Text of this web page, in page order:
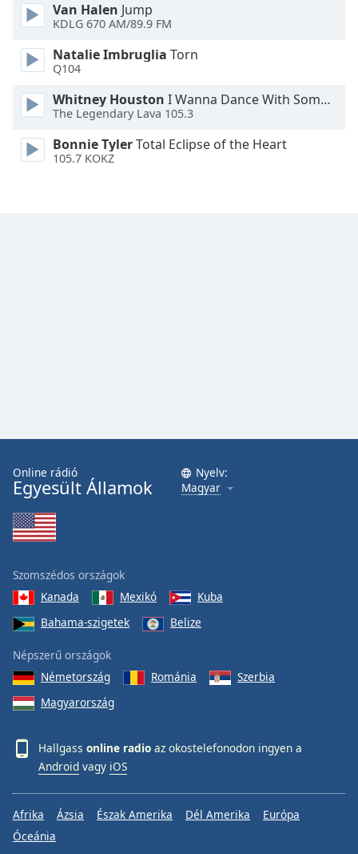
Van Halen Jump
KDLG 670 AM/89.9 FM
Natalie Imbruglia Torn
Q104
Whitney Houston I Wanna Dance With Somebody
The Legendary Lava 105.3
Bonnie TylerTotal Eclipse of the Heart
105.7 KOKZ
Online rádió
Egyesült Államok
Nyelv:
Magyar
Szomszédos országok
Kanada
Mexikó
Kuba
Bahama-szigetek
Belize
Népszerű országok
Németország
Románia
Szerbia
Magyarország
Hallgass online radio az okostelefonodon ingyen a
Android vagy iOS
Afrika Ázsia Észak Amerika Dél Amerika
Európa
Óceánia